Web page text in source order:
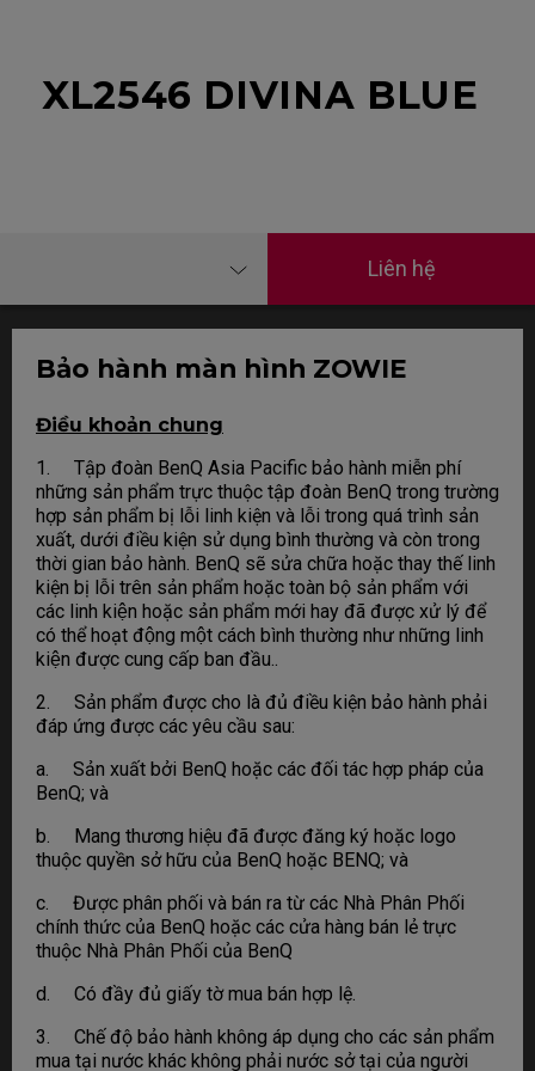
XL2546 DIVINA BLUE
Liên hệ
Bảo hành màn hình ZOWIE
Điều khoản chung
1. Tập đoàn BenQ Asia Pacific bảo hành miễn phí
những sản phẩm trực thuộc tập đoàn BenQ trong trường
hợp sản phẩm bị lỗi linh kiện và lỗi trong quá trình sản
xuất, dưới điều kiện sử dụng bình thường và còn trong
thời gian bảo hành. BenQ sẽ sửa chữa hoặc thay thế linh
kiện bị lỗi trên sản phẩm hoặc toàn bộ sản phẩm với
các linh kiện hoặc sản phẩm mới hay đã được xử lý để
có thể hoạt động một cách bình thường như những linh
kiện được cung cấp ban đầu..
2. Sản phẩm được cho là đủ điều kiện bảo hành phải
đáp ứng được các yêu cầu sau:
a. Sản xuất bởi BenQ hoặc các đối tác hợp pháp của
BenQ; và
b. Mang thương hiệu đã được đăng ký hoặc logo
thuộc quyền sở hữu của BenQ hoặc BENQ; và
c. Được phân phối và bán ra từ các Nhà Phân Phối
chính thức của BenQ hoặc các cửa hàng bán lẻ trực
thuộc Nhà Phân Phối của BenQ
d. Có đầy đủ giấy tờ mua bán hợp lệ.
3. Chế độ bảo hành không áp dụng cho các sản phẩm
mua tại nước khác không phải nước sở tại của người